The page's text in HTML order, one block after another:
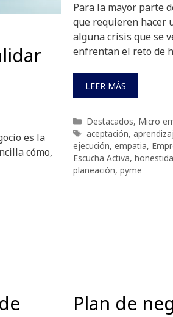
es la
cómo,
Para la mayor parte
que requieren hacer
alguna crisis que se
enfrentan el reto de
LEER MÁS
Categorías
Destacados, Micro
Etiquetas
aceptación,
ejecución, empatia,
Escucha Activa,
planeación, pyme
Plan de